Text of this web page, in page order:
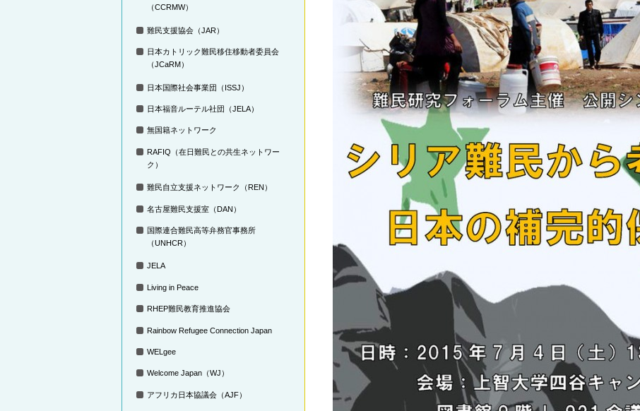
（CCRMW）
難民支援協会（JAR）
日本カトリック難民移住移動者委員会
（JCaRM）
日本国際社会事業団（ISSJ）
日本福音ルーテル社団（JELA）
無国籍ネットワーク
RAFIQ（在日難民との共生ネットワー
ク）
難民自立支援ネットワーク（REN）
名古屋難民支援室（DAN）
国際連合難民高等弁務官事務所
（UNHCR）
JELA
Living in Peace
RHEP難民教育推進協会
Rainbow Refugee Connection Japan
WELgee
Welcome Japan（WJ）
アフリカ日本協議会（AJF）